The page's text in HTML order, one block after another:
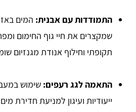
התמודדות עם אבנית: המים
שמקצרים את חיי גוף החימום
תקופתי וחילוף אנודת מגנזיום
התאמה לגג רעפים: שימוש
ייעודיות ועיגון למניעת חדירת